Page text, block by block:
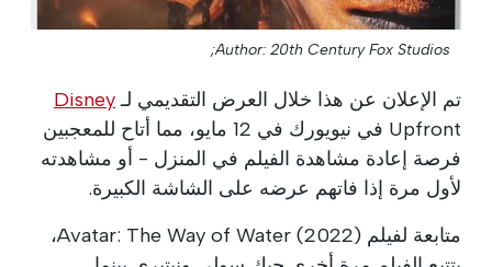
Author: 20th Century Fox Studios;
تم الإعلان عن هذا خلال العرض التقديمي لـDisney
Upfront في نيويورك في 12 مايو، مما أتاح للمعجبين
فرصة إعادة مشاهدة الفيلم في المنزل - أو مشاهدته
لأول مرة إذا فاتهم عرضه على الشاشة الكبيرة.
متابعة لفيلم Avatar: The Way of Water (2022)،